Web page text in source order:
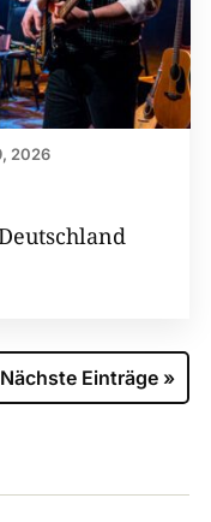
2026
Nächste Einträge »